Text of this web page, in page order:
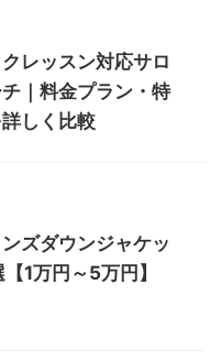
クレッスン対応サロ
｜料金プラン・特
しく比較
ズダウンジャケッ
1万円～5万円】